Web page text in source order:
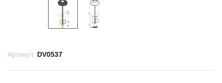
Артикул: DV0537